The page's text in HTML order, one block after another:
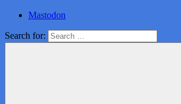
Mastodon
Search for: